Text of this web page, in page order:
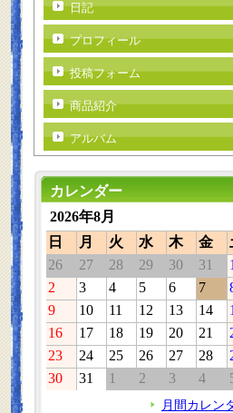
日記
プロフィール
投稿フォーム
商品紹介
アルバム
カレンダー
2026年8月
日
月 火 水 木 金
26
27 28 29 30 31
1
2
3 4 5 6 7
9
10 11 12 13 14
16
17 18 19 20 21
23
24 25 26 27 28
30
31 1 2 3 4
月間カレン